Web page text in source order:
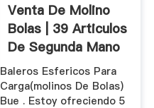
Venta De Molino
Bolas | 39 Articulos
De Segunda Mano
Baleros Esfericos Para
Carga(molinos De Bolas)
Bue . Estoy ofreciendo 5